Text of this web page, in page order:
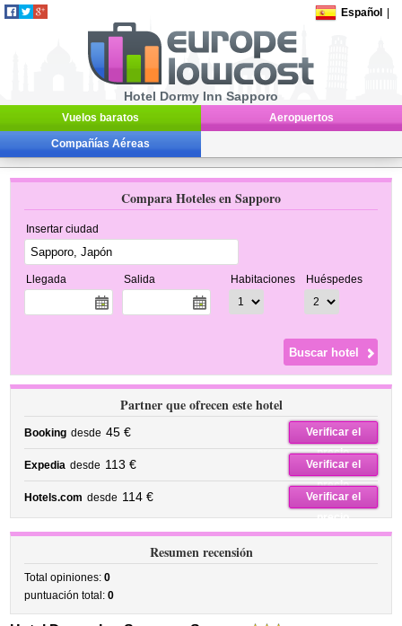
Español
Hotel Dormy Inn Sapporo
Vuelos baratos Aeropuertos
Compañías Aéreas
Compara Hoteles en Sapporo
Insertar ciudad
Llegada Salida Habitaciones Huéspedes
Partner que ofrecen este hotel
Booking desde 45 €
Verificar el
precio
Expedia desde 113 €
Verificar el
precio
Hotels.com desde 114 €
Verificar el
precio
Resumen recensión
Total opiniones:0
puntuación total:0